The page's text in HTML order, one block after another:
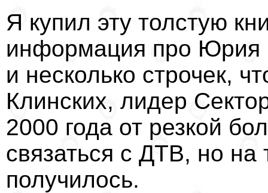
Я купил эту толстую
информация про Юрия
и несколько строчек,
Клинских, лидер
2000 года от резкой
связаться с ДТВ, но на
получилось.